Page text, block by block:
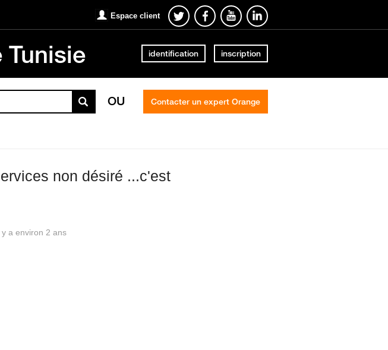
Espace client
Tunisie identification inscription
OU Contacter un expert Orange
non désiré ...c'est
y a environ 2 ans